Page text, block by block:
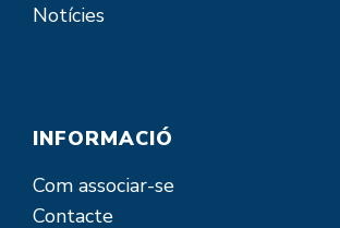
Notícies
INFORMACIÓ
Com associar-se
Contacte